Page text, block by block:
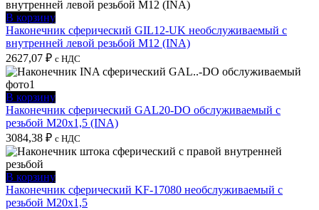
В корзину
Наконечник сферический GIL12-UK необслуживаемый с
внутренней левой резьбой M12 (INA)
2627,07 ₽ с НДС
В корзину
Наконечник сферический GAL20-DO обслуживаемый с
резьбой M20x1,5 (INA)
3084,38 ₽ с НДС
В корзину
Наконечник сферический KF-17080 необслуживаемый с
резьбой M20x1,5